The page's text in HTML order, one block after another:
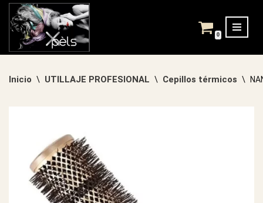
Saltar
0
Inicio \ UTILLAJE PROFESIONAL \ Cepillos térmicos \